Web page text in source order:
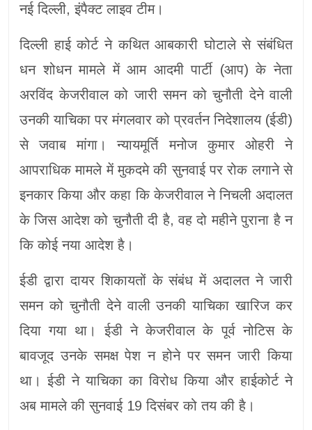
नई दिल्ली, इंपैक्ट लाइव टीम।
दिल्ली हाई कोर्ट ने कथित आबकारी घोटाले से संबंधित
धन शोधन मामले में आम आदमी पार्टी (आप) के नेता
अरविंद केजरीवाल को जारी समन को चुनौती देने वाली
उनकी याचिका पर मंगलवार को प्रवर्तन निदेशालय (ईडी)
से जवाब मांगा। न्यायमूर्ति मनोज कुमार ओहरी ने
आपराधिक मामले में मुकदमे की सुनवाई पर रोक लगाने से
इनकार किया और कहा कि केजरीवाल ने निचली अदालत
के जिस आदेश को चुनौती दी है, वह दो महीने पुराना है न
कि कोई नया आदेश है।
ईडी द्वारा दायर शिकायतों के संबंध में अदालत ने जारी
समन को चुनौती देने वाली उनकी याचिका खारिज कर
दिया गया था। ईडी ने केजरीवाल के पूर्व नोटिस के
बावजूद उनके समक्ष पेश न होने पर समन जारी किया
था। ईडी ने याचिका का विरोध किया और हाईकोर्ट ने
अब मामले की सुनवाई 19 दिसंबर को तय की है।